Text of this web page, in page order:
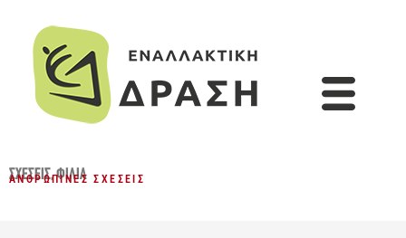
ΣΧΈΣΕΙΣ,ΦΙΛΊΑ
ΑΝΘΡΏΠΙΝΕΣ ΣΧΈΣΕΙΣ